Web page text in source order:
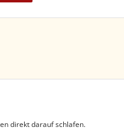
direkt darauf schlafen.